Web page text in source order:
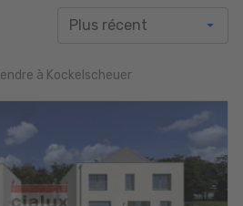
à Kockelscheuer